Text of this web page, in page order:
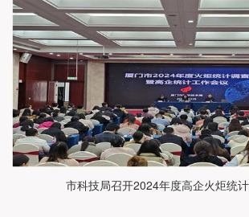
市科技局召开2024年度高企火炬统